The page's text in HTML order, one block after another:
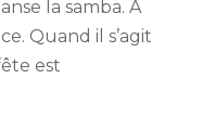
la samba. A
Quand il s’agit
est